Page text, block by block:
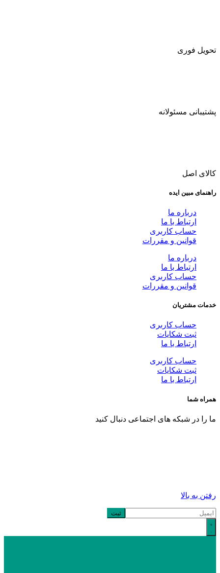
تحویل فوری
پشتیبانی مسئولانه
کالای اصل
راهنمای مبین ایده
درباره ما
ارتباط با ما
حساب کاربری
قوانین و مقررات
درباره ما
ارتباط با ما
حساب کاربری
قوانین و مقررات
خدمات مشتریان
حساب کاربری
ثبت شکایات
ارتباط با ما
حساب کاربری
ثبت شکایات
ارتباط با ما
همراه شما
ما را در شبکه های اجتماعی دنبال کنید
رفتن به بالا